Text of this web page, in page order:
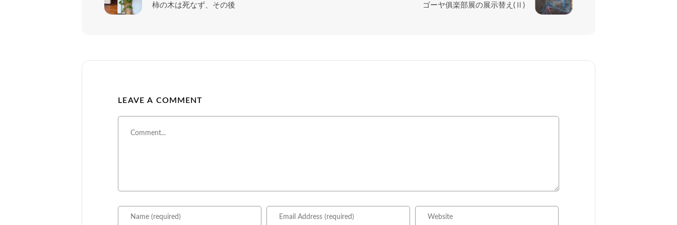
柿の木は死なず、その後 ゴーヤ俱楽部展の展示替え(Ⅱ)
LEAVE A COMMENT